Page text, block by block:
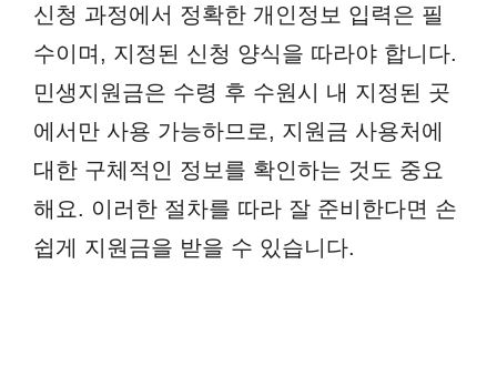
신청 과정에서 정확한 개인정보 입력은 필
수이며, 지정된 신청 양식을 따라야 합니다.
민생지원금은 수령 후 수원시 내 지정된 곳
에서만 사용 가능하므로, 지원금 사용처에
대한 구체적인 정보를 확인하는 것도 중요
해요. 이러한 절차를 따라 잘 준비한다면 손
쉽게 지원금을 받을 수 있습니다.